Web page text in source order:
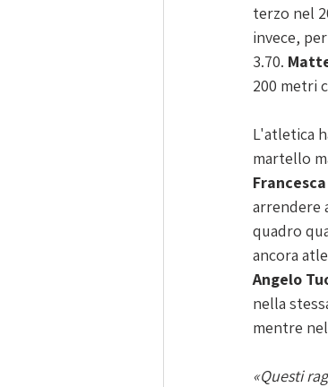
terzo nel
invece,
3.70.
200 metri
L'atletica
martello
arrendere
quadro
ancora
Angelo
nella
mentre
«Questi